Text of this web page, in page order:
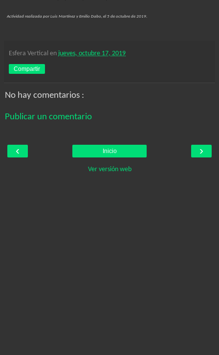
Actividad realizada por Luis Martínez y Emilio Dabo, el 5 de octubre de 2019.
Esfera Vertical en jueves, octubre 17, 2019
Compartir
No hay comentarios :
Publicar un comentario
‹ ›
Inicio
Ver versión web